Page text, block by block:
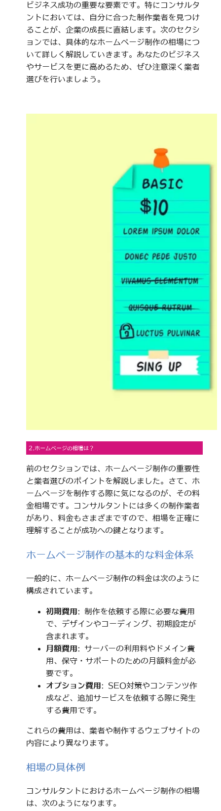
ビジネス成功の重要な要素です。特にコンサルタ
ントにおいては、自分に合った制作業者を見つけ
ることが、企業の成長に直結します。次のセクシ
ョンでは、具体的なホームページ制作の相場につ
いて詳しく解説していきます。あなたのビジネス
やサービスを更に高めるため、ぜひ注意深く業者
選びを行いましょう。
2.ホームページの相場は？
前のセクションでは、ホームページ制作の重要性
と業者選びのポイントを解説しました。さて、ホ
ームページを制作する際に気になるのが、その料
金相場です。コンサルタントには多くの制作業者
があり、料金もさまざまですので、相場を正確に
理解することが成功への鍵となります。
ホームページ制作の基本的な料金体系
一般的に、ホームページ制作の料金は次のように
構成されています。
初期費用: 制作を依頼する際に必要な費用
で、デザインやコーディング、初期設定が
含まれます。
月額費用: サーバーの利用料やドメイン費
用、保守・サポートのための月額料金が必
要です。
オプション費用: SEO対策やコンテンツ作
成など、追加サービスを依頼する際に発生
する費用です。
これらの費用は、業者や制作するウェブサイトの
内容により異なります。
相場の具体例
コンサルタントにおけるホームページ制作の相場
は、次のようになります。